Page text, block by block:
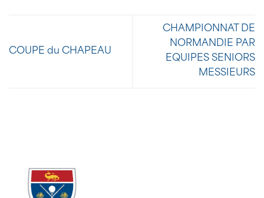
COUPE du CHAPEAU
CHAMPIONNAT DE
NORMANDIE PAR
EQUIPES SENIORS
MESSIEURS